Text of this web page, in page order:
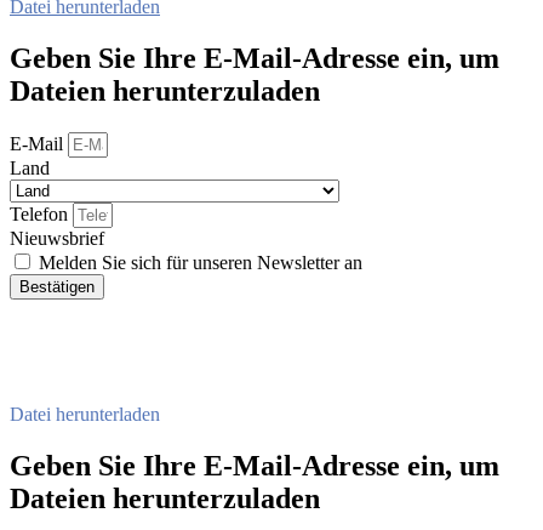
Datei herunterladen
Geben Sie Ihre E-Mail-Adresse ein, um
Dateien herunterzuladen
E-Mail
Land
Telefon
Nieuwsbrief
Melden Sie sich für unseren Newsletter an
Bestätigen
Datei herunterladen
Geben Sie Ihre E-Mail-Adresse ein, um
Dateien herunterzuladen